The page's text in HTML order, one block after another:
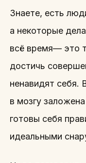
Знаете, есть
а некоторые
всё время— это
достичь
ненавидят себя.
в мозгу
готовы себя
идеальными